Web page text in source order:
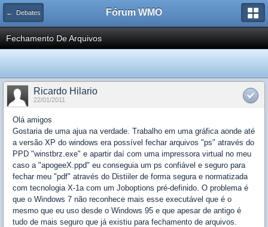
← Debates Fórum WMO
Fechamento De Arquivos
Ricardo Hilario
22/01/2011
Olá amigos
Gostaria de uma ajua na verdade. Trabalho em uma gráfica aonde até
a versão XP do windows era possível fechar arquivos "ps" através do
PPD "winstbrz.exe" e apartir daí com uma impressora virtual no meu
caso a "apogeeX.ppd" eu conseguia um ps confiável e seguro para
fechar meu "pdf" através do Distiiler de forma segura e normatizada
com tecnologia X-1a com um Joboptions pré-definido. O problema é
que o Windows 7 não reconhece mais esse executável que é o
mesmo que eu uso desde o Windows 95 e que apesar de antigo é
tudo de mais seguro que já existiu para fechamento de arquivos.